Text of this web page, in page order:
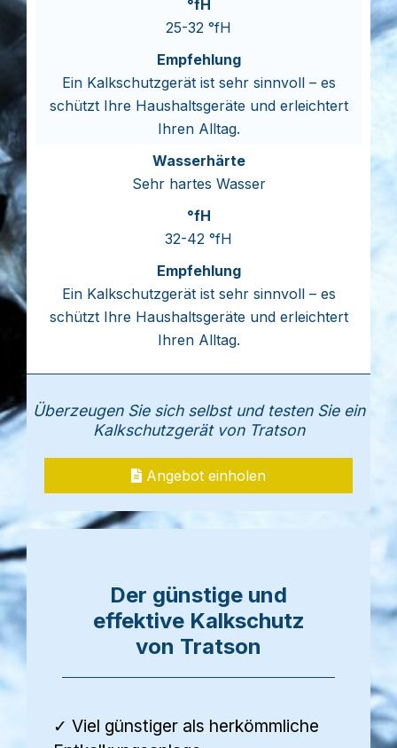
25-32 °fH
Ein Kalkschutzgerät ist sehr sinnvoll – es
schützt Ihre Haushaltsgeräte und erleichtert
Ihren Alltag.
Sehr hartes Wasser
32-42 °fH
Ein Kalkschutzgerät ist sehr sinnvoll – es
schützt Ihre Haushaltsgeräte und erleichtert
Ihren Alltag.
Überzeugen Sie sich selbst und testen Sie ein
Kalkschutzgerät von Tratson
Angebot einholen
Der günstige und
effektive Kalkschutz
von Tratson
✓ Viel günstiger als herkömmliche